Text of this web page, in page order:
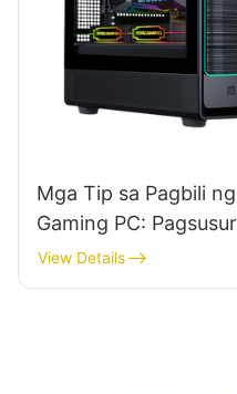
Mga Tip sa Pagbili
Gaming PC:
Pagkatugma ng Case
Motherboard​
View Details